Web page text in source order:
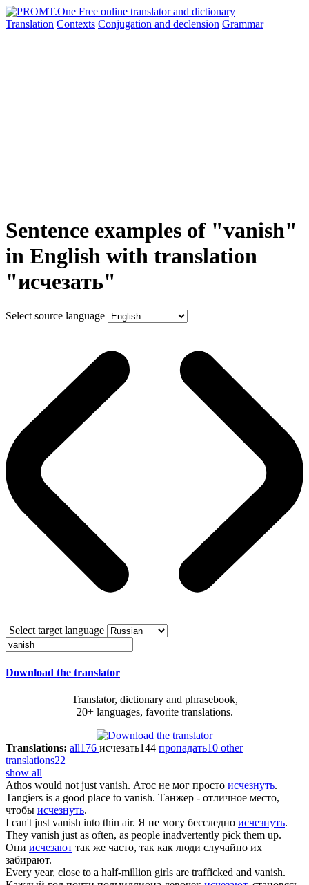
Translation Contexts Conjugation and declension Grammar
Sentence examples of "vanish"
in English with translation
"исчезать"
Select source language
Select target language
Download the translator
Translator, dictionary and phrasebook,
20+ languages, favorite translations.
Translations: all176 исчезать144 пропадать10 other
translations22
show all
Athos would not justvanish. Атос не мог просто исчезнуть.
Tangiers is a good place to vanish. Танжер - отличное место,
чтобы исчезнуть.
I can't justvanish into thin air. Я не могу бесследно исчезнуть.
They vanish just as often, as people inadvertently pick them up.
Они исчезают так же часто, так как люди случайно их
забирают.
Every year, close to a half-million girls are trafficked and vanish.